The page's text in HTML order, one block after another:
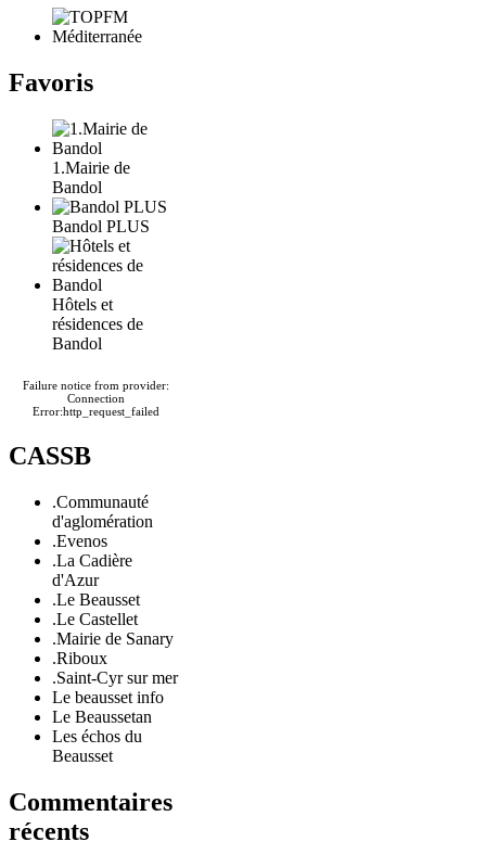
Favoris
1.Mairie de
Bandol
Bandol PLUS
Hôtels et
résidences de
Bandol
Failure notice from provider:
Connection
Error:http_request_failed
CASSB
.Communauté
d'aglomération
.Evenos
.La Cadière
d'Azur
.Le Beausset
.Le Castellet
.Mairie de Sanary
.Riboux
.Saint-Cyr sur mer
Le beausset info
Le Beaussetan
Les échos du
Beausset
Commentaires
récents